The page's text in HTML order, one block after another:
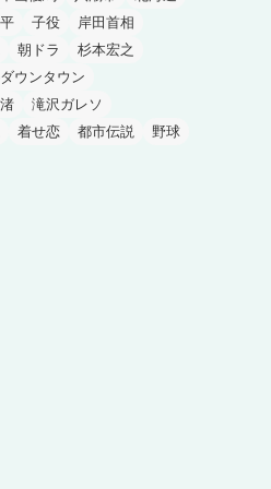
子役
岸田首相
朝ドラ
杉本宏之
ウンタウン
滝沢ガレソ
着せ恋 都市伝説 野球